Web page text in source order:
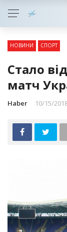
НОВИНИ СПОРТ
Стало
матч
Haber 10/15/